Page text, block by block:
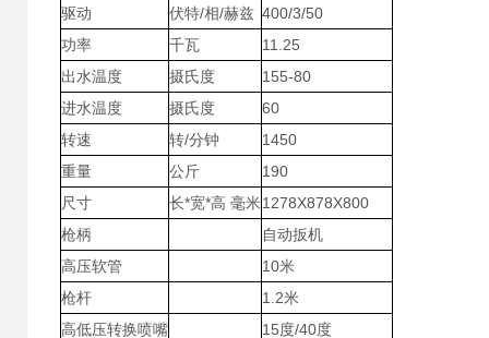
驱动
伏特/相/赫兹 400/3/50
功率
千瓦
11.25
出水温度
摄氏度
155-80
进水温度
摄氏度
60
转速
转/分钟
1450
重量
公斤
190
尺寸
长*宽*高 毫米1278X878X800
枪柄
自动扳机
高压软管
10米
枪杆
1.2米
高低压转换喷嘴
15度/40度